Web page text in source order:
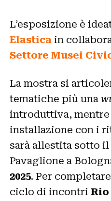
L’esposizione è
Elastica in
Settore Musei
La mostra si
tematiche più una
introduttiva, mentre
installazione con i
sarà allestita sotto
Pavaglione a
2025. Per
ciclo di incontri